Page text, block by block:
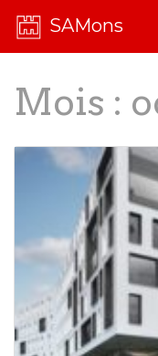
SAMons
Mois :